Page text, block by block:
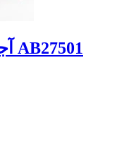
آجر نما نسوز طوسی مدرن AB27501